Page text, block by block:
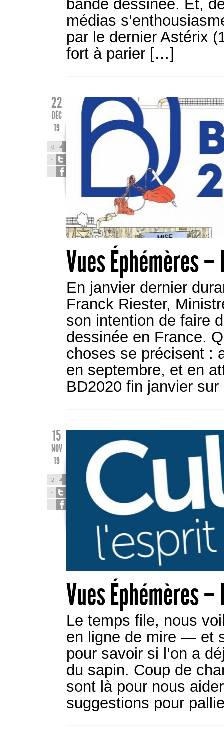
bande dessinée. Et,
médias
par le dernier Astérix
fort à parier […]
22
DÉC
19
0
-
-
Vues Éphémères
En janvier dernier
Franck Riester,
son intention de faire
dessinée en France.
choses se précisent :
en septembre, et en
BD2020 fin janvier
15
NOV
19
2
-
-
Vues Éphémères
Le temps file, nous
en ligne de mire — et
pour savoir si l’on a
du sapin. Coup de
sont là pour nous
suggestions pour